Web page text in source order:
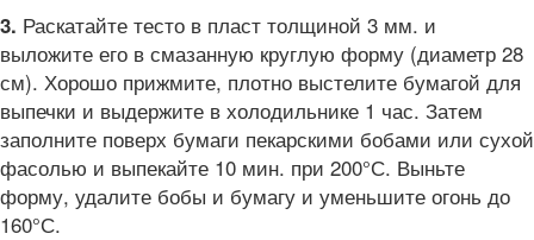
3. Раскатайте тесто в пласт толщиной 3 мм. и
выложите его в смазанную круглую форму (диаметр 28
см). Хорошо прижмите, плотно выстелите бумагой для
выпечки и выдержите в холодильнике 1 час. Затем
заполните поверх бумаги пекарскими бобами или сухой
фасолью и выпекайте 10 мин. при 200°С. Выньте
форму, удалите бобы и бумагу и уменьшите огонь до
160°С.